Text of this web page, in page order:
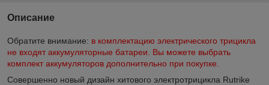
Описание
Обратите внимание: в комплектацию электрического трицикла
не входят аккумуляторные батареи. Вы можете выбрать
комплект аккумуляторов дополнительно при покупке.
Совершенно новый дизайн хитового электротрицикла Rutrike